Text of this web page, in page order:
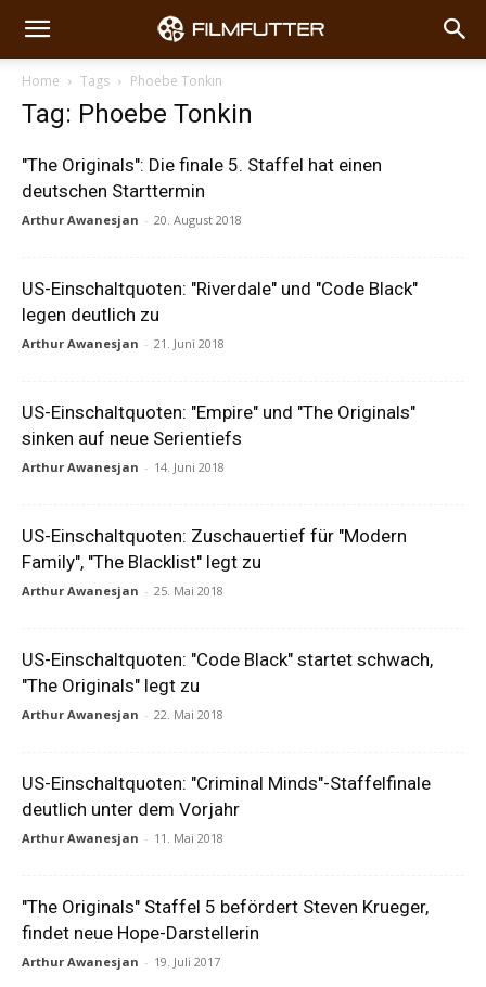
Home Tags Phoebe Tonkin
Tag: Phoebe Tonkin
"The Originals": Die finale 5. Staffel hat einen
deutschen Starttermin
Arthur Awanesjan - 20. August 2018
US-Einschaltquoten: "Riverdale" und "Code Black"
legen deutlich zu
Arthur Awanesjan - 21. Juni 2018
US-Einschaltquoten: "Empire" und "The Originals"
sinken auf neue Serientiefs
Arthur Awanesjan - 14. Juni 2018
US-Einschaltquoten: Zuschauertief für "Modern
Family", "The Blacklist" legt zu
Arthur Awanesjan - 25. Mai 2018
US-Einschaltquoten: "Code Black" startet schwach,
"The Originals" legt zu
Arthur Awanesjan - 22. Mai 2018
US-Einschaltquoten: "Criminal Minds"-Staffelfinale
deutlich unter dem Vorjahr
Arthur Awanesjan - 11. Mai 2018
"The Originals" Staffel 5 befördert Steven Krueger,
findet neue Hope-Darstellerin
Arthur Awanesjan - 19. Juli 2017